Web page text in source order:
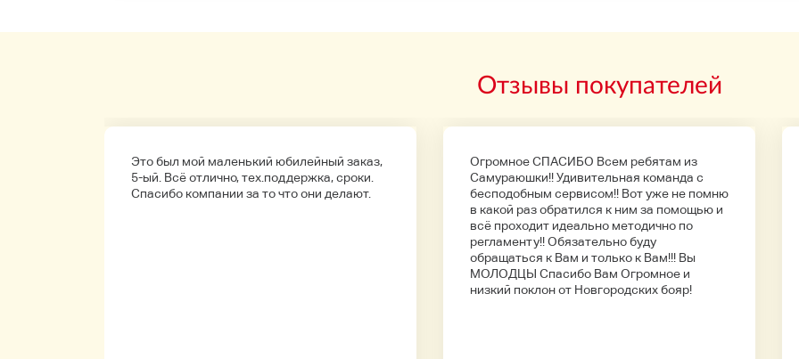
Отзывы покупателей
Это был мой маленький юбилейный заказ,
5-ый. Всё отлично, тех.поддержка, сроки.
Спасибо компании за то что они делают.
Огромное СПАСИБО Всем ребятам из
Самураюшки!! Удивительная команда с
бесподобным сервисом!! Вот уже не помню
в какой раз обратился к ним за помощью и
всё проходит идеально методично по
регламенту!! Обязательно буду
обращаться к Вам и только к Вам!!! Вы
МОЛОДЦЫ Спасибо Вам Огромное и
низкий поклон от Новгородских бояр!